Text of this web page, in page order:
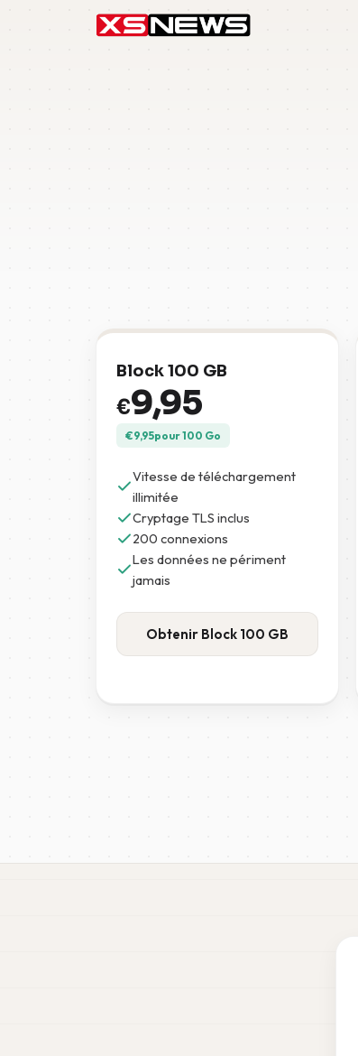
Block 100 GB
€9,95
€9,95pour 100 Go
Vitesse de téléchargement
illimitée
Cryptage TLS inclus
200 connexions
Les données ne périment
jamais
Obtenir Block 100 GB